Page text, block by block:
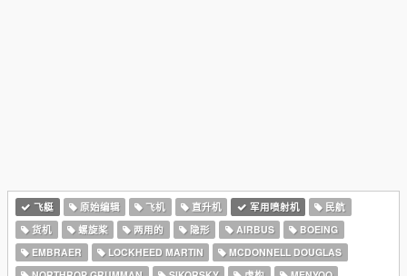
飞艇 原始编辑 飞机 直升机 军用喷射机
民航
货机
螺旋桨 两用的 隐形 AIRBUS
BOEING
EMBRAER
LOCKHEED MARTIN
MCDONNELL DOUGLAS